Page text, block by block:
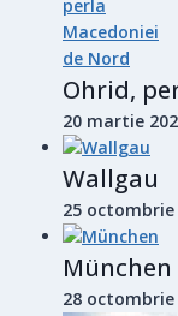
Ohrid,
20 martie
Wallgau
25 octombrie
München
28 octombrie